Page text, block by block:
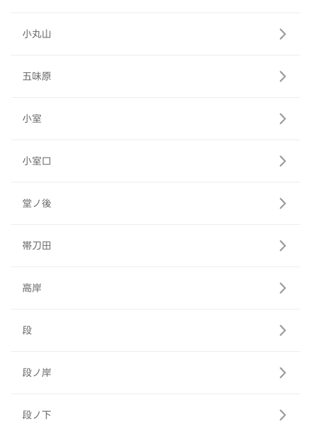
小丸山
五味原
小室
小室口
堂ノ後
帯刀田
高岸
段
段ノ岸
段ノ下